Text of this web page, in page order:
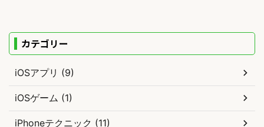
カテゴリー
iOSアプリ (9)
iOSゲーム (1)
iPhoneテクニック (11)